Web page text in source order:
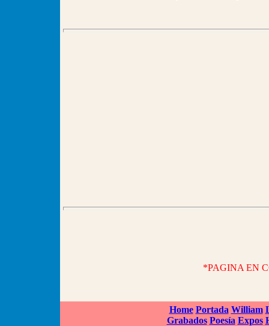
*PAGINA EN
Home Portada William
Grabados Poesía Expos